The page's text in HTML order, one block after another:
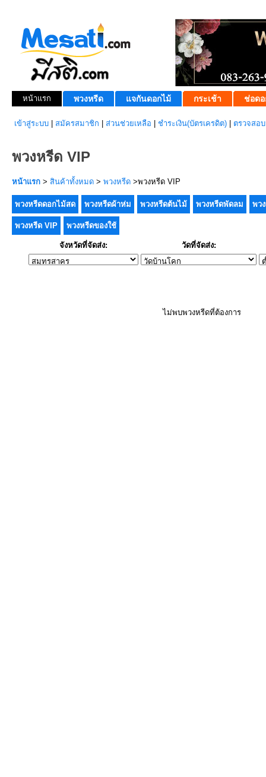
หน้าแรก พวงหรีด แจกันดอกไม้ กระเช้า ช่อดอ
เข้าสู่ระบบ สมัครสมาชิก ส่วนช่วยเหลือ ชำระเงิน(บัตรเครดิต) ตรวจสอ
พวงหรีด VIP
หน้าแรก > สินค้าทั้งหมด > พวงหรีด >พวงหรีด VIP
พวงหรีดดอกไม้สด พวงหรีดผ้าห่ม พวงหรีดต้นไม้ พวงหรีดพัดลม พว
พวงหรีด VIP พวงหรีดของใช้
จังหวัดที่จัดส่ง: วัดที่จัดส่ง:
ไม่พบพวงหรีดที่ต้องการ